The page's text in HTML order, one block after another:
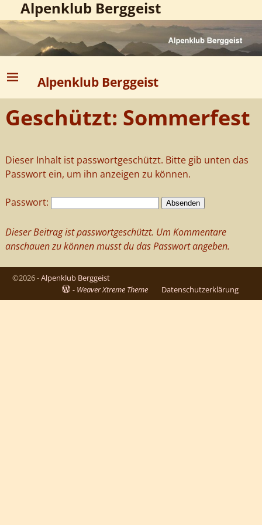
Alpenklub Berggeist
Alpenklub Berggeist
Geschützt: Sommerfest
Dieser Inhalt ist passwortgeschützt. Bitte gib unten das
Passwort ein, um ihn anzeigen zu können.
Passwort:
Dieser Beitrag ist passwortgeschützt. Um Kommentare
anschauen zu können musst du das Passwort angeben.
©2026 -Alpenklub Berggeist
- Weaver Xtreme Theme Datenschutzerklärung